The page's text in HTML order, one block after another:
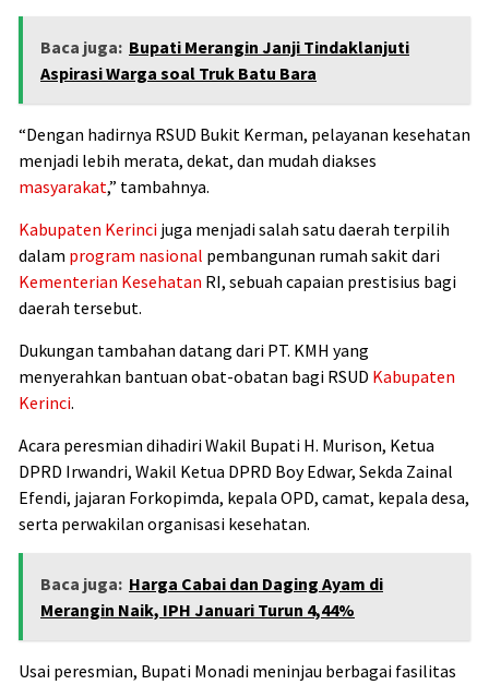
Baca juga: Bupati Merangin Janji Tindaklanjuti
Aspirasi Warga soal Truk Batu Bara
“Dengan hadirnya RSUD Bukit Kerman, pelayanan kesehatan
menjadi lebih merata, dekat, dan mudah diakses
masyarakat,” tambahnya.
Kabupaten Kerinci juga menjadi salah satu daerah terpilih
dalam program nasional pembangunan rumah sakit dari
Kementerian Kesehatan RI, sebuah capaian prestisius bagi
daerah tersebut.
Dukungan tambahan datang dari PT. KMH yang
menyerahkan bantuan obat-obatan bagi RSUD Kabupaten
Kerinci.
Acara peresmian dihadiri Wakil Bupati H. Murison, Ketua
DPRD Irwandri, Wakil Ketua DPRD Boy Edwar, Sekda Zainal
Efendi, jajaran Forkopimda, kepala OPD, camat, kepala desa,
serta perwakilan organisasi kesehatan.
Baca juga: Harga Cabai dan Daging Ayam di
Merangin Naik, IPH Januari Turun 4,44%
Usai peresmian, Bupati Monadi meninjau berbagai fasilitas